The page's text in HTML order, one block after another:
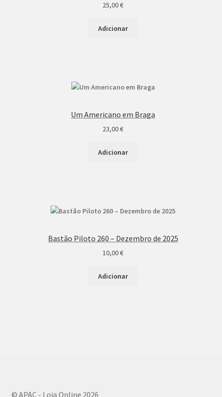
25,00€
Adicionar
Um Americano em Braga
23,00€
Adicionar
Bastão Piloto 260 – Dezembro de 2025
10,00€
Adicionar
© APAC - Loja Online 2026